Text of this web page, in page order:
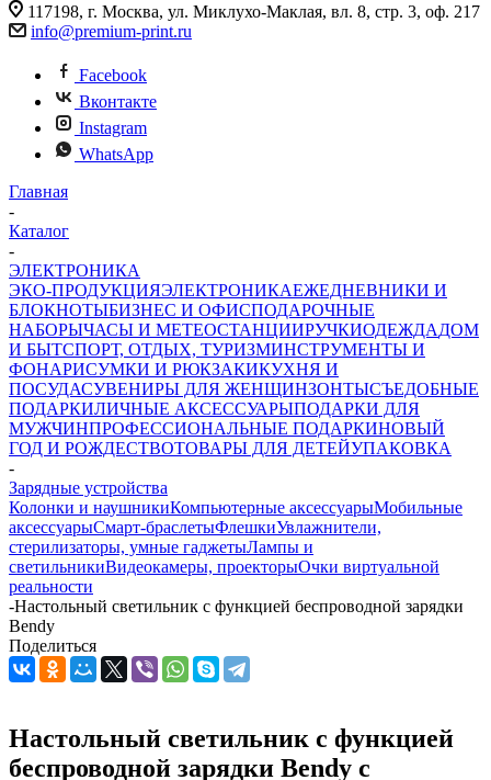
117198, г. Москва, ул. Миклухо-Маклая, вл. 8, стр. 3, оф. 217
info@premium-print.ru
Facebook
Вконтакте
Instagram
WhatsApp
Главная
-
Каталог
-
ЭЛЕКТРОНИКА
ЭКО-ПРОДУКЦИЯЭЛЕКТРОНИКАЕЖЕДНЕВНИКИ И
БЛОКНОТЫБИЗНЕС И ОФИСПОДАРОЧНЫЕ
НАБОРЫЧАСЫ И МЕТЕОСТАНЦИИРУЧКИОДЕЖДАДОМ
И БЫТСПОРТ, ОТДЫХ, ТУРИЗМИНСТРУМЕНТЫ И
ФОНАРИСУМКИ И РЮКЗАКИКУХНЯ И
ПОСУДАСУВЕНИРЫ ДЛЯ ЖЕНЩИНЗОНТЫСЪЕДОБНЫЕ
ПОДАРКИЛИЧНЫЕ АКСЕССУАРЫПОДАРКИ ДЛЯ
МУЖЧИНПРОФЕССИОНАЛЬНЫЕ ПОДАРКИНОВЫЙ
ГОД И РОЖДЕСТВОТОВАРЫ ДЛЯ ДЕТЕЙУПАКОВКА
-
Зарядные устройства
Колонки и наушникиКомпьютерные аксессуарыМобильные
аксессуарыСмарт-браслетыФлешкиУвлажнители,
стерилизаторы, умные гаджетыЛампы и
светильникиВидеокамеры, проекторыОчки виртуальной
реальности
-Настольный светильник с функцией беспроводной зарядки
Bendy
Поделиться
Настольный светильник с функцией
беспроводной зарядки Bendy с